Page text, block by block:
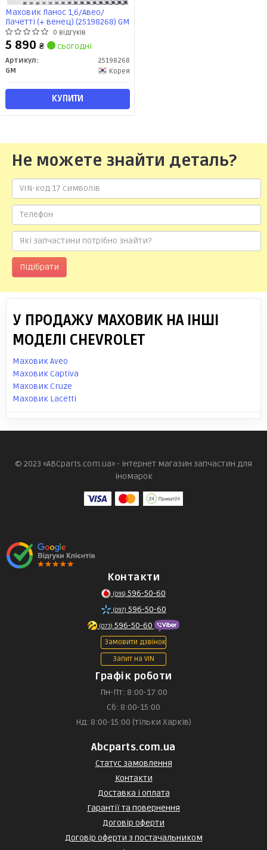
Маховик Ланос 1,6/Авео/
Лачетті (+ венец) (25198268) GM
0 відгуків
5 890 ₴ сьогодні
Артикул:
25198268
GM
Корея
КУПИТИ
Не можете знайти деталь?
Підібрати
У ПРОДАЖУ МАХОВИК НА ІНШІ
МОДЕЛІ CHEVROLET
Маховик Aveo
Маховик Captiva
Маховик Cruze
Маховик Lacetti
© 2023 «ABCparts.com.ua» - інтернет магазин запчастин для
іномарок
Контакти
(095) 596-50-60
(097) 596-50-60
(073) 596-50-60
Замовити дзвінок
Запит на VIN
Графік роботи
Пн-Пт: 8:00-17:00
Сб: 8:00-15:00
Нд: 8:00-15:00 (тільки Харків)
Abcparts.com.ua
Статус замовлення
Контакти
Доставка і оплата
Гарантії та повернення
Договір оферти
Договір оферти з постачальником